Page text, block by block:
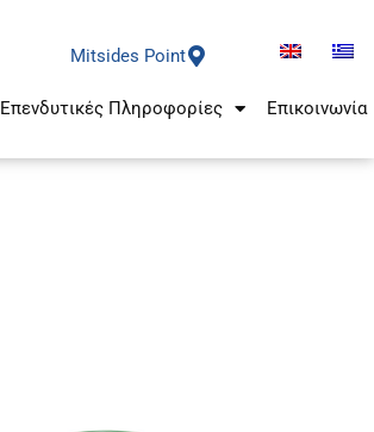
Mitsides Point
Επενδυτικές Πληροφορίες Επικοινωνία